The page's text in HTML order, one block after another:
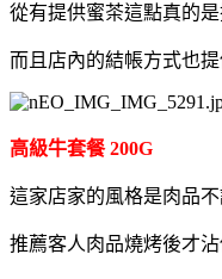
從有提供蜜茶這點真的
而且店內的結帳方式也
高級牛套餐 200G
這家店家的風格是肉品
推薦客人肉品燒烤後才